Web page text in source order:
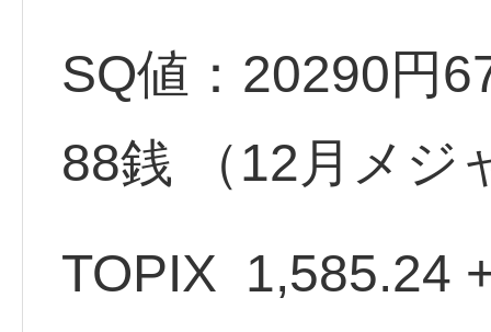
SQ値：20290円
88銭 （12月メジ
TOPIX 1,585.24